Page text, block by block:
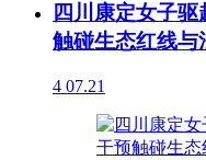
四川康定女子
触碰生态红线与
4 07.21